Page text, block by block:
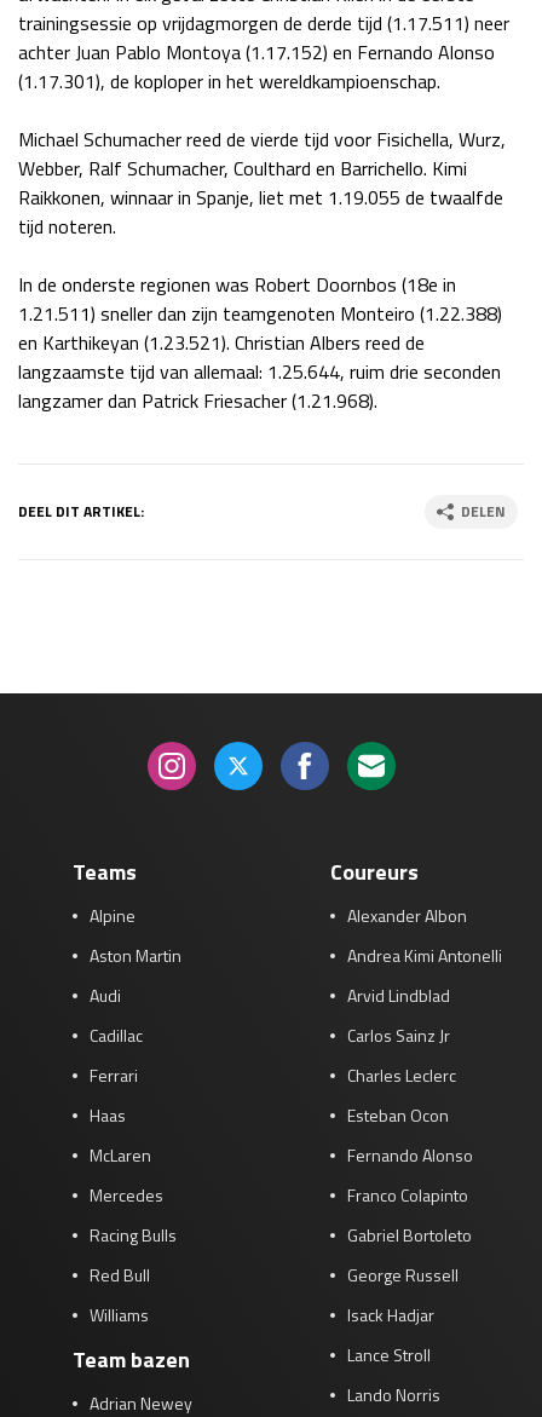
GP MEXICO 2026 30 okt - 01 nov
Kwalificatie
za 22:00 - 23:00
Race
zo 21:00 - 23:00
Kwalificatie
GP QATAR 2026
Race
zo 17:00 - 19:00
GP ABU DHABI 2026 04 - 06 dec
Kwalificatie
za 15:00 - 16:00
Race
zo 14:00 - 16:00
trainingsessie op vrijdagmorgen de derde tijd (1.17.511) neer
achter Juan Pablo Montoya (1.17.152) en Fernando Alonso
(1.17.301), de koploper in het wereldkampioenschap.
Michael Schumacher reed de vierde tijd voor Fisichella, Wurz,
Webber, Ralf Schumacher, Coulthard en Barrichello. Kimi
Raikkonen, winnaar in Spanje, liet met 1.19.055 de twaalfde
tijd noteren.
In de onderste regionen was Robert Doornbos (18e in
1.21.511) sneller dan zijn teamgenoten Monteiro (1.22.388)
en Karthikeyan (1.23.521). Christian Albers reed de
langzaamste tijd van allemaal: 1.25.644, ruim drie seconden
langzamer dan Patrick Friesacher (1.21.968).
DEEL DIT ARTIKEL: DELEN
Teams
Alpine
Aston Martin
Audi
Cadillac
Ferrari
Haas
McLaren
Mercedes
Racing Bulls
Red Bull
Williams
Team bazen
Adrian Newey
Coureurs
Alexander Albon
Andrea Kimi Antonelli
Arvid Lindblad
Carlos Sainz Jr
Charles Leclerc
Esteban Ocon
Fernando Alonso
Franco Colapinto
Gabriel Bortoleto
George Russell
Isack Hadjar
Lance Stroll
Lando Norris